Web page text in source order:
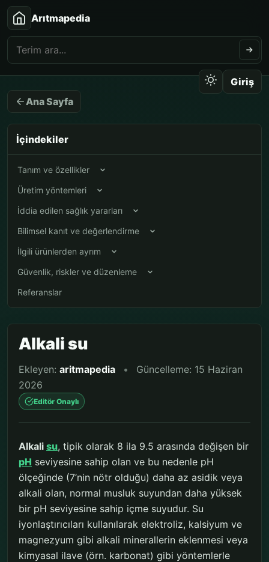
Arıtmapedia
Giriş
Ana Sayfa
İçindekiler
Tanım ve özellikler
Üretim yöntemleri
İddia edilen sağlık yararları
Bilimsel kanıt ve değerlendirme
İlgili ürünlerden ayrım
Güvenlik, riskler ve düzenleme
Referanslar
Alkali su
Ekleyen: aritmapedia •
Güncelleme: 15 Haziran
2026
Editör Onaylı
Alkali su, tipik olarak 8 ila 9.5 arasında değişen bir
pH seviyesine sahip olan ve bu nedenle pH
ölçeğinde (7’nin nötr olduğu) daha az asidik veya
alkali olan, normal musluk suyundan daha yüksek
bir pH seviyesine sahip içme suyudur. Su
iyonlaştırıcıları kullanılarak elektroliz, kalsiyum ve
magnezyum gibi alkali minerallerin eklenmesi veya
kimyasal ilave (örn. karbonat) gibi yöntemlerle